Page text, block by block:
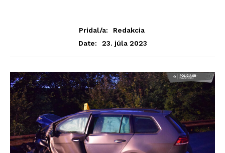
Pridal/a:
Redakcia
Date:
23. júla 2023